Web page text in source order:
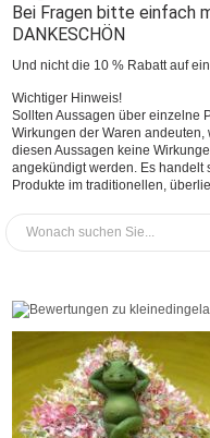
Bei Fragen bitte einfach
DANKESCHÖN
Und nicht die 10 % Rabatt auf
Wichtiger Hinweis!
Sollten Aussagen über einzelne
Wirkungen der Waren
diesen Aussagen keine
angekündigt werden. Es handelt
Produkte im traditionellen,